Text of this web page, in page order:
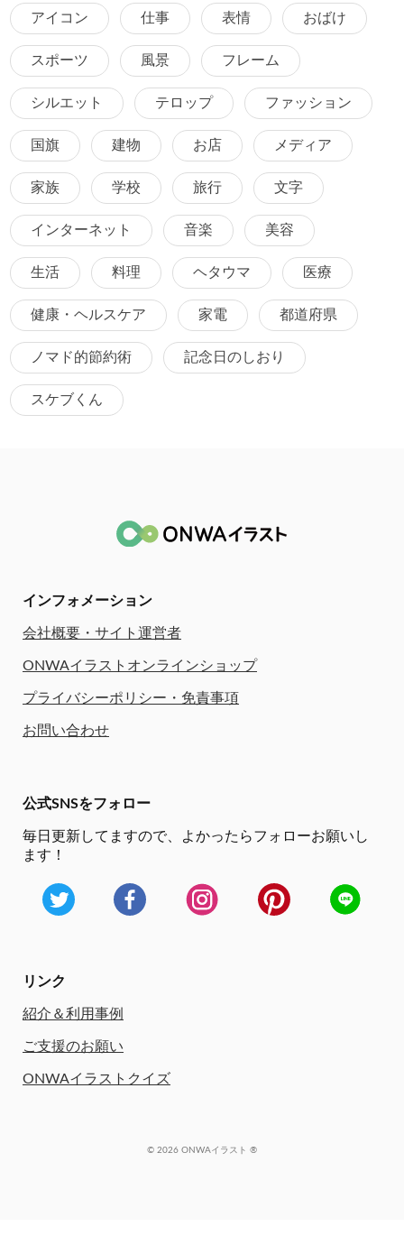
アイコン 仕事 表情 おばけ
スポーツ 風景 フレーム
シルエット テロップ ファッション
国旗 建物 お店 メディア
家族 学校 旅行 文字
インターネット 音楽 美容
生活 料理 ヘタウマ 医療
健康・ヘルスケア 家電 都道府県
ノマド的節約術 記念日のしおり
スケブくん
インフォメーション
会社概要・サイト運営者
ONWAイラストオンラインショップ
プライバシーポリシー・免責事項
お問い合わせ
公式SNSをフォロー
毎日更新してますので、
よかったらフォローお願いし
ます！
リンク
紹介＆利用事例
ご支援のお願い
ONWAイラストクイズ
© 2026 ONWAイラスト ®